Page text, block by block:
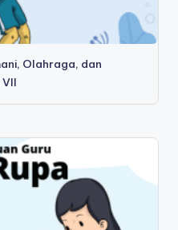
Olahraga, dan